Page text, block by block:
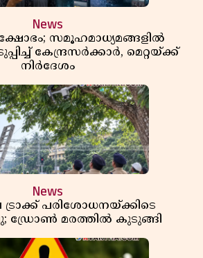
News
സമൂഹമാധ്യമങ്ങളിൽ
കേന്ദ്രസർക്കാർ, മെറ്റയ്ക്ക്
നിർദേശം
News
പരിശോധനയ്ക്കിടെ
ഡ്രോൺ മരത്തിൽ കുടുങ്ങി